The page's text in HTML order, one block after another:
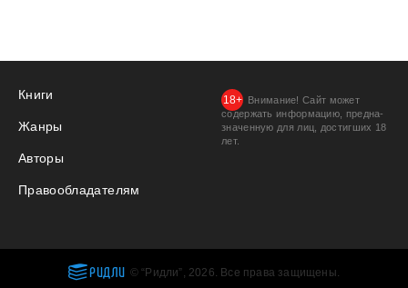
Книги
Жанры
Авторы
Правообладателям
Внимание! Сайт может
содержать информацию, предна­
значенную для лиц, дости­гших 18
лет.
РИДЛИ © “Ридли”, 2026. Все права защищены.